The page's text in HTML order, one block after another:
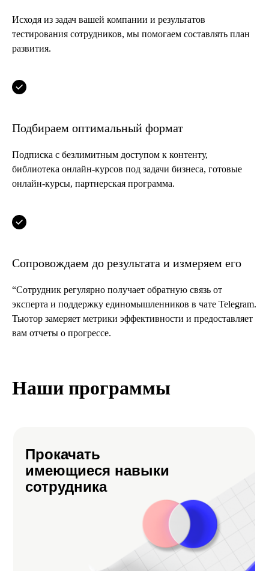
Исходя из задач вашей компании и результатов
тестирования сотрудников, мы помогаем составлять план
развития.
Подбираем оптимальный формат
Подписка с безлимитным доступом к контенту,
библиотека онлайн-курсов под задачи бизнеса, готовые
онлайн-курсы, партнерская программа.
Сопровождаем до результата и измеряем его
“Сотрудник регулярно получает обратную связь от
эксперта и поддержку единомышленников в чате Telegram.
Тьютор замеряет метрики эффективности и предоставляет
вам отчеты о прогрессе.
Наши программы
Прокачать
имеющиеся навыки
сотрудника
Республика